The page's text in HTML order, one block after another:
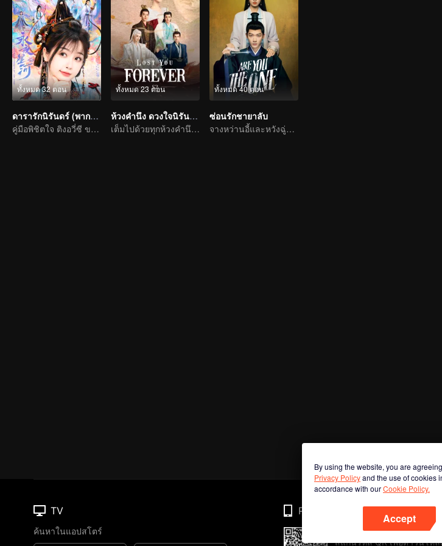
ทั้งหมด 32 ตอน
ดารารักนิรันดร์ (พากย์อังกฤษ)
คู่มือพิชิตใจ ติงอวี่ซี ของอวี๋ซูซิน
ทั้งหมด 23 ตอน
ห้วงคำนึง ดวงใจนิรันดร์ ภาค 2 (พากย์อังกฤษ)
เต็มไปด้วยทุกห้วงคำนึง เฝ้าตั้งตารอพบกันอีกครั้ง
ทั้งหมด 40 ตอน
ซ่อนรักชายาลับ
จางหว่านอี้และหวังฉู่หร่านคู่ปรับมาเล่นพ่อแม่ลูก
By using the website, you are
Privacy Policyand the use of cookies
accordance with ourCookie Policy.
Accept
TV
ค้นหาในแอปสโตร์
Phone
สแกนรหัส QR เพื่อดาวน์โห